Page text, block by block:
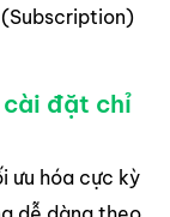
đặt chỉ
ưu hóa cực kỳ